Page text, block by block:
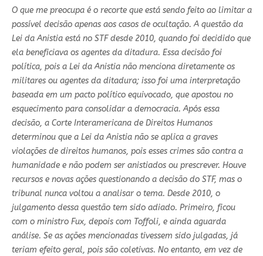
O que me preocupa é o recorte que está sendo feito ao limitar a
possível decisão apenas aos casos de ocultação. A questão da
Lei da Anistia está no STF desde 2010, quando foi decidido que
ela beneficiava os agentes da ditadura. Essa decisão foi
política, pois a Lei da Anistia não menciona diretamente os
militares ou agentes da ditadura; isso foi uma interpretação
baseada em um pacto político equivocado, que apostou no
esquecimento para consolidar a democracia. Após essa
decisão, a Corte Interamericana de Direitos Humanos
determinou que a Lei da Anistia não se aplica a graves
violações de direitos humanos, pois esses crimes são contra a
humanidade e não podem ser anistiados ou prescrever. Houve
recursos e novas ações questionando a decisão do STF, mas o
tribunal nunca voltou a analisar o tema. Desde 2010, o
julgamento dessa questão tem sido adiado. Primeiro, ficou
com o ministro Fux, depois com Toffoli, e ainda aguarda
análise. Se as ações mencionadas tivessem sido julgadas, já
teriam efeito geral, pois são coletivas. No entanto, em vez de